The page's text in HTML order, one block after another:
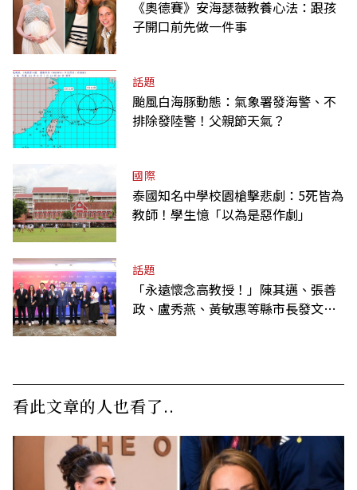
《奧德賽》安海瑟薇教養心法：跟孩
子開口前先做一件事
話題
颱風白海豚動態：氣象署發海警、不
排除發陸警！父親節天氣？
國際
泰國知名中學校園槍擊悲劇：5死皆為
教師！學生憶「以為是惡作劇」
話題
「永遠懷念高教授！」陳其邁、張善
政、盧秀燕、黃敏惠等縣市長發文弔
看此文章的人也看了..